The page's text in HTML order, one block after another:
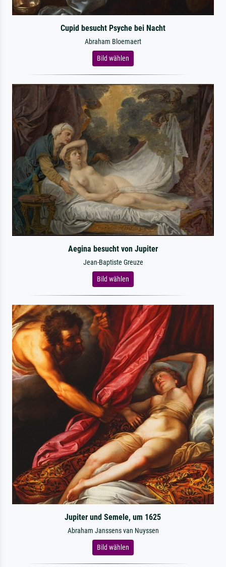
Cupid besucht Psyche bei Nacht
Abraham Bloemaert
Bild wählen
Aegina besucht von Jupiter
Jean-Baptiste Greuze
Bild wählen
Jupiter und Semele, um 1625
Abraham Janssens van Nuyssen
Bild wählen